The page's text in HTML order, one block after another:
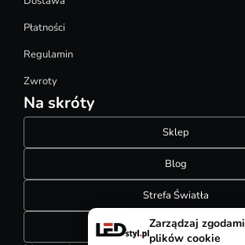
Płatności
Regulamin
Zwroty
Na skróty
Sklep
Blog
Strefa Światła
Konfigurator szynoprzewodów
Zarządzaj zgodami
plików cookie